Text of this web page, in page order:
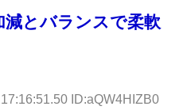
とバランスで柔軟
ID:aQW4HIZB0